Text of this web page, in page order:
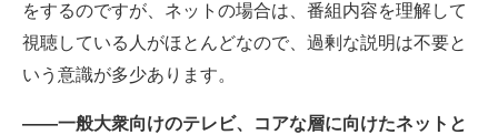
をするのですが、ネットの場合は、番組内容を理解して
視聴している人がほとんどなので、過剰な説明は不要と
いう意識が多少あります。
――一般大衆向けのテレビ、コアな層に向けたネットと